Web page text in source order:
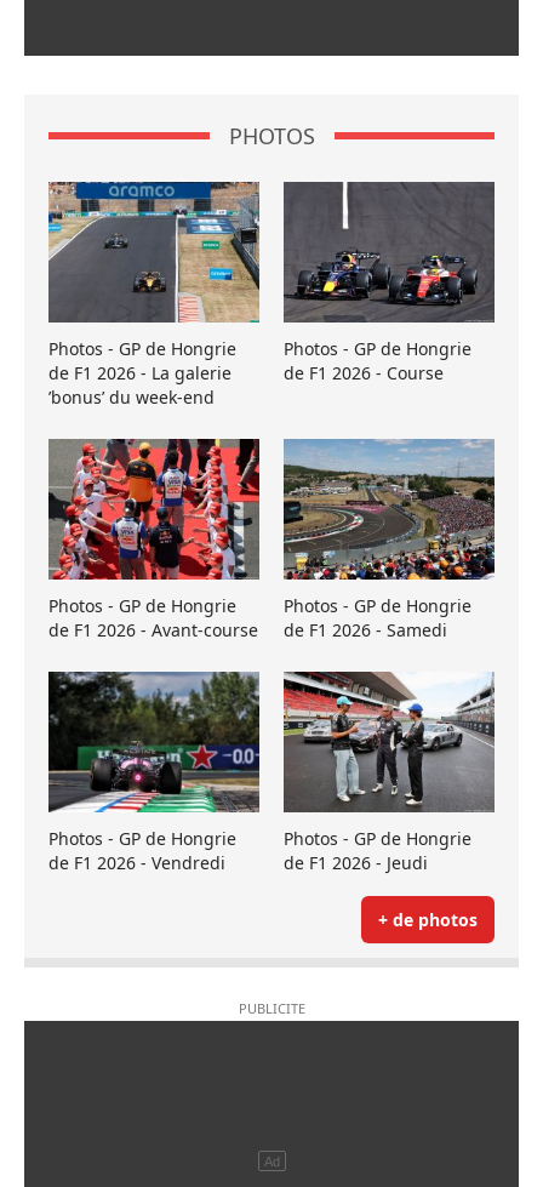
PHOTOS
Photos - GP de Hongrie
de F1 2026 - La galerie
’bonus’ du week-end
Photos - GP de Hongrie
de F1 2026 - Course
Photos - GP de Hongrie
de F1 2026 - Avant-course
Photos - GP de Hongrie
de F1 2026 - Samedi
Photos - GP de Hongrie
de F1 2026 - Vendredi
Photos - GP de Hongrie
de F1 2026 - Jeudi
+ de photos